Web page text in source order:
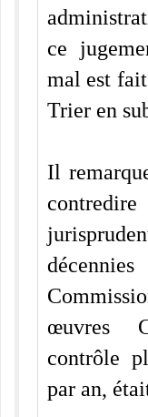
ce
mal est
Trier en
Il
œuvres
contrôle
par an,